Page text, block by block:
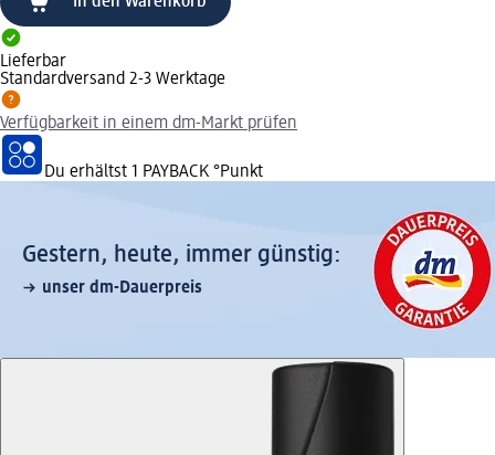
Lieferbar
Standardversand 2-3 Werktage
Verfügbarkeit in einem dm-Markt prüfen
Du erhältst 1 PAYBACK °Punkt
Gestern, heute, immer günstig:
unser dm-Dauerpreis